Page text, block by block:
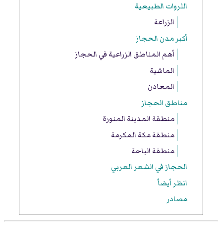
الثروات الطبيعية
الزراعة
أكبر مدن الحجاز
أهم المناطق الزراعية في الحجاز
الماشية
المعادن
مناطق الحجاز
منطقة المدينة المنورة
منطقة مكة المكرمة
منطقة الباحة
الحجاز في الشعر العربي
انظر أيضاً
مصادر